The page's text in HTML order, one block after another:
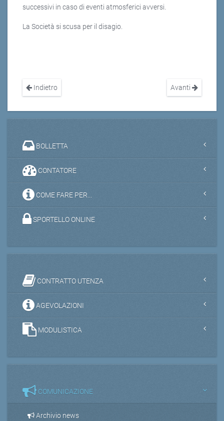
successivi in caso di eventi atmosferici avversi.
La Società si scusa per il disagio.
Indietro Avanti
BOLLETTA
CONTATORE
COME FARE PER...
SPORTELLO ONLINE
CONTRATTO UTENZA
AGEVOLAZIONI
MODULISTICA
COMUNICAZIONE
Archivio news